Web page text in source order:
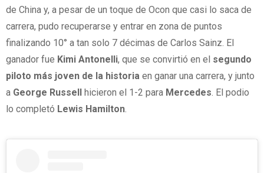
de China y, a pesar de un toque de Ocon que casi lo saca de
carrera, pudo recuperarse y entrar en zona de puntos
finalizando 10° a tan solo 7 décimas de Carlos Sainz. El
ganador fue Kimi Antonelli, que se convirtió en el segundo
piloto más joven de la historia en ganar una carrera, y junto
a George Russell hicieron el 1-2 para Mercedes. El podio
lo completó Lewis Hamilton.